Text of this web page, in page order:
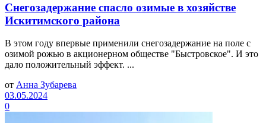
Снегозадержание спасло озимые в хозяйстве
Искитимского района
В этом году впервые применили снегозадержание на поле с
озимой рожью в акционерном обществе "Быстровское". И это
дало положительный эффект. ...
от Анна Зубарева
03.05.2024
0